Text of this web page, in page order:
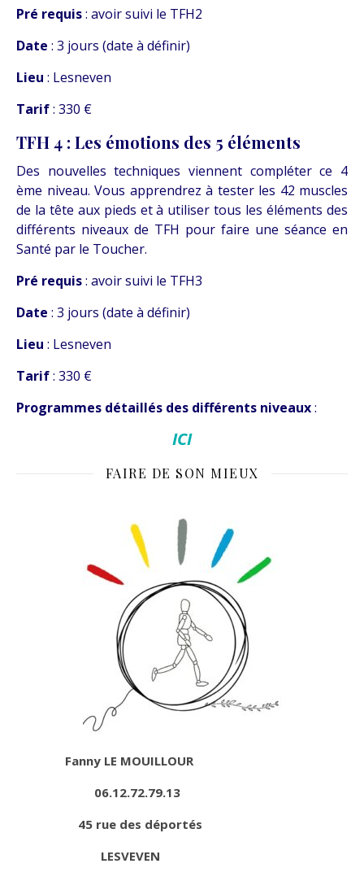
Pré requis: avoir suivi le TFH2
Date : 3 jours (date à définir)
Lieu : Lesneven
Tarif: 330 €
TFH 4 : Les émotions des 5 éléments
Des nouvelles techniques viennent compléter ce 4
ème niveau. Vous apprendrez à tester les 42 muscles
de la tête aux pieds et à utiliser tous les éléments des
différents niveaux de TFH pour faire une séance en
Santé par le Toucher.
Pré requis: avoir suivi le TFH3
Date : 3 jours (date à définir)
Lieu : Lesneven
Tarif: 330 €
Programmes détaillés des différents niveaux:
ICI
FAIRE DE SON MIEUX
Fanny LE MOUILLOUR
06.12.72.79.13
45 rue des déportés
LESVEVEN